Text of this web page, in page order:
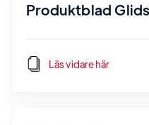
Produktblad
Läs vidare här